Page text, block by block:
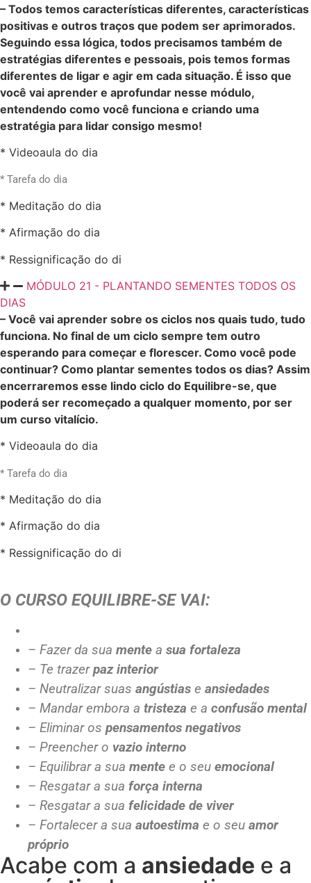
– Todos temos características diferentes, características
positivas e outros traços que podem ser aprimorados.
Seguindo essa lógica, todos precisamos também de
estratégias diferentes e pessoais, pois temos formas
diferentes de ligar e agir em cada situação. É isso que
você vai aprender e aprofundar nesse módulo,
entendendo como você funciona e criando uma
estratégia para lidar consigo mesmo!
* Videoaula do dia
* Tarefa do dia
* Meditação do dia
* Afirmação do dia
* Ressignificação do di
MÓDULO 21 - PLANTANDO SEMENTES TODOS OS
DIAS
– Você vai aprender sobre os ciclos nos quais tudo, tudo
funciona. No final de um ciclo sempre tem outro
esperando para começar e florescer. Como você pode
continuar? Como plantar sementes todos os dias? Assim
encerraremos esse lindo ciclo do Equilibre-se, que
poderá ser recomeçado a qualquer momento, por ser
um curso vitalício.
* Videoaula do dia
* Tarefa do dia
* Meditação do dia
* Afirmação do dia
* Ressignificação do di
O CURSO EQUILIBRE-SE VAI:
– Fazer da sua mente a sua fortaleza
– Te trazerpaz interior
– Neutralizar suas angústias e ansiedades
– Mandar embora a tristeza e a confusão mental
– Eliminar os pensamentos negativos
– Preencher o vazio interno
– Equilibrar a sua mente e o seu emocional
– Resgatar a sua força interna
– Resgatar a sua felicidade de viver
– Fortalecer a sua autoestima e o seu amor
próprio
Acabe com a ansiedade e a